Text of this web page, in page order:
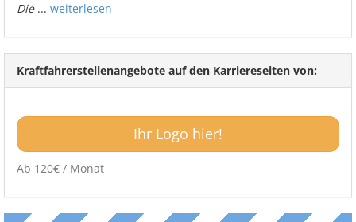
Die... weiterlesen
Kraftfahrerstellenangebote auf den Karriereseiten von:
Ihr Logo hier!
Ab 120€ / Monat